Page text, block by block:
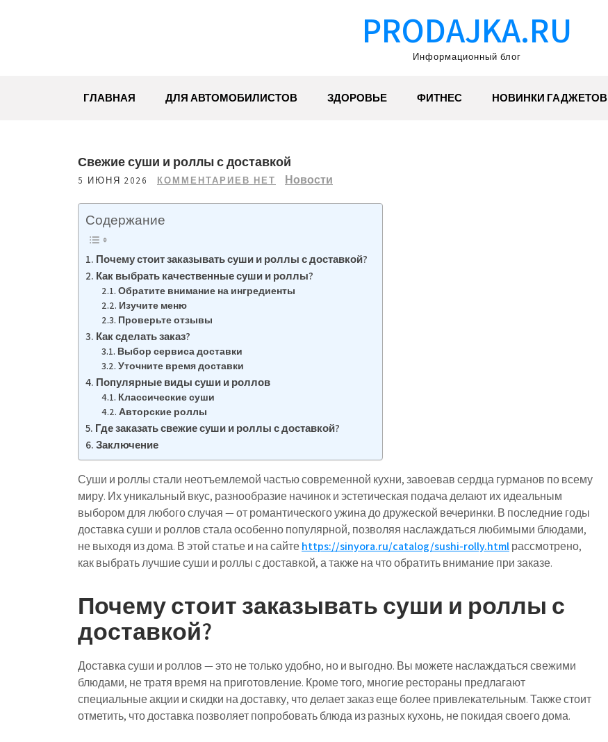
PRODAJKA.RU
Информационный блог
ГЛАВНАЯ ДЛЯ АВТОМОБИЛИСТОВ ЗДОРОВЬЕ ФИТНЕС НОВИНКИ ГАДЖЕТОВ
Свежие суши и роллы с доставкой
5 ИЮНЯ 2026 КОММЕНТАРИЕВ НЕТ Новости
Содержание
Почему стоит заказывать суши и роллы с доставкой?
Как выбрать качественные суши и роллы?
Обратите внимание на ингредиенты
Изучите меню
Проверьте отзывы
Как сделать заказ?
Выбор сервиса доставки
Уточните время доставки
Популярные виды суши и роллов
Классические суши
Авторские роллы
Где заказать свежие суши и роллы с доставкой?
Заключение
Суши и роллы стали неотъемлемой частью современной кухни, завоевав сердца гурманов по всему
миру. Их уникальный вкус, разнообразие начинок и эстетическая подача делают их идеальным
выбором для любого случая — от романтического ужина до дружеской вечеринки. В последние годы
доставка суши и роллов стала особенно популярной, позволяя наслаждаться любимыми блюдами,
не выходя из дома. В этой статье и на сайтеhttps://sinyora.ru/catalog/sushi-rolly.htmlрассмотрено,
как выбрать лучшие суши и роллы с доставкой, а также на что обратить внимание при заказе.
Почему стоит заказывать суши и роллы с
доставкой?
Доставка суши и роллов — это не только удобно, но и выгодно. Вы можете наслаждаться свежими
блюдами, не тратя время на приготовление. Кроме того, многие рестораны предлагают
специальные акции и скидки на доставку, что делает заказ еще более привлекательным. Также стоит
отметить, что доставка позволяет попробовать блюда из разных кухонь, не покидая своего дома.